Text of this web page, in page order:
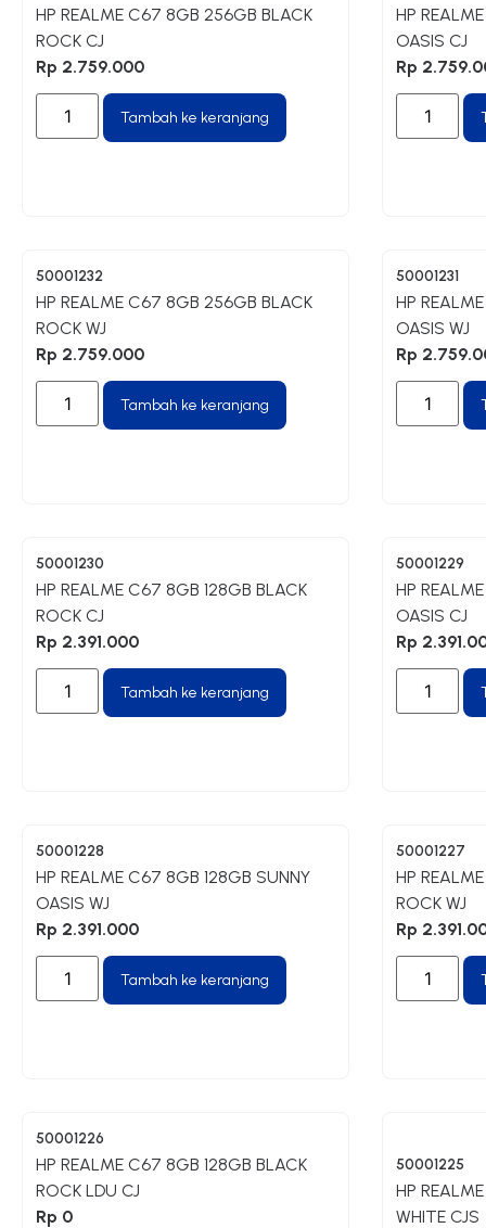
HP REALME C67 8GB 256GB BLACK
ROCK CJ
Rp 2.759.000
Tambah ke keranjang
HP
OASIS CJ
Rp
50001232
HP REALME C67 8GB 256GB BLACK
ROCK WJ
Rp 2.759.000
Tambah ke keranjang
50001231
HP
OASIS WJ
Rp
50001230
HP REALME C67 8GB 128GB BLACK
ROCK CJ
Rp 2.391.000
Tambah ke keranjang
50001229
HP
OASIS CJ
Rp
50001228
HP REALME C67 8GB 128GB SUNNY
OASIS WJ
Rp 2.391.000
Tambah ke keranjang
50001227
HP
ROCK WJ
Rp
50001226
HP REALME C67 8GB 128GB BLACK
ROCK LDU CJ
Rp 0
50001225
HP
WHITE CJS